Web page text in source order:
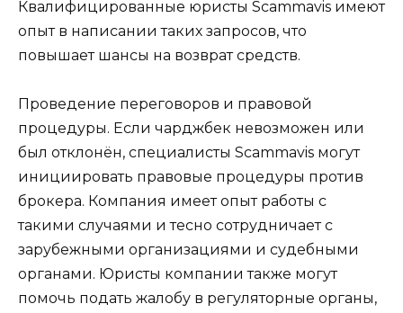
Квалифицированные юристы Scammavis имеют
опыт в написании таких запросов, что
повышает шансы на возврат средств.
Проведение переговоров и правовой
процедуры. Если чарджбек невозможен или
был отклонён, специалисты Scammavis могут
инициировать правовые процедуры против
брокера. Компания имеет опыт работы с
такими случаями и тесно сотрудничает с
зарубежными организациями и судебными
органами. Юристы компании также могут
помочь подать жалобу в регуляторные органы,